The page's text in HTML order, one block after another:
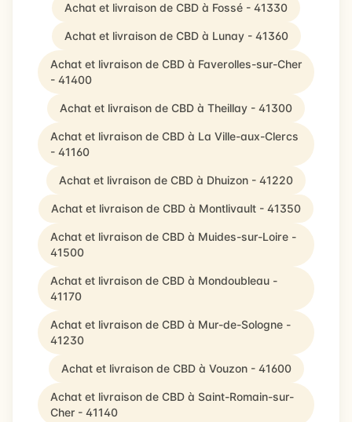
Achat et livraison de CBD à Fossé - 41330
Achat et livraison de CBD à Lunay - 41360
Achat et livraison de CBD à Faverolles-sur-Cher
- 41400
Achat et livraison de CBD à Theillay - 41300
Achat et livraison de CBD à La Ville-aux-Clercs
- 41160
Achat et livraison de CBD à Dhuizon - 41220
Achat et livraison de CBD à Montlivault - 41350
Achat et livraison de CBD à Muides-sur-Loire -
41500
Achat et livraison de CBD à Mondoubleau -
41170
Achat et livraison de CBD à Mur-de-Sologne -
41230
Achat et livraison de CBD à Vouzon - 41600
Achat et livraison de CBD à Saint-Romain-sur-
Cher - 41140